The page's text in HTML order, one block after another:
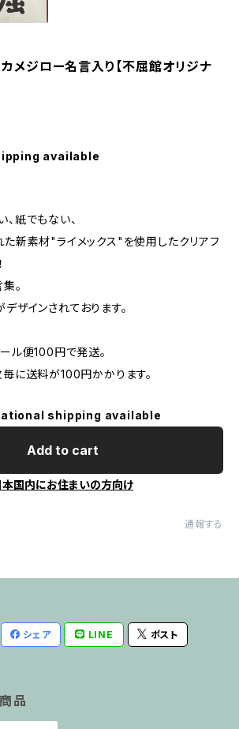
メジロー名言入り【不屈館オリジナ
available
紙でもない、
た新素材"ライメックス"を使用したクリアフ
。
ザインされております。
ル便100円で発送。
に送料が100円かかります。
shipping available
Add to cart
本国内にお住まいの方向け
通報する
シェア LINE ポスト
品